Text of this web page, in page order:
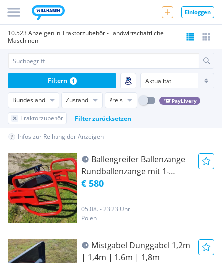
Einloggen
10.523 Anzeigen in Traktorzubehör - Landwirtschaftliche
Maschinen
Bundesland Zustand Preis PayLivery
Traktorzubehör Filter zurücksetzen
Filtern 1
Infos zur Reihung der Anzeigen
Ballengreifer Ballenzange
Rundballenzange mit 1-
zylinder TOP
€ 580
05.08. - 23:23 Uhr
Polen
Mistgabel Dunggabel 1,2m
| 1,4m | 1.6m | 1,8m